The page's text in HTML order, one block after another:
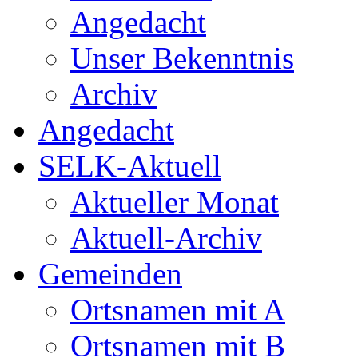
Angedacht
Unser Bekenntnis
Archiv
Angedacht
SELK-Aktuell
Aktueller Monat
Aktuell-Archiv
Gemeinden
Ortsnamen mit A
Ortsnamen mit B